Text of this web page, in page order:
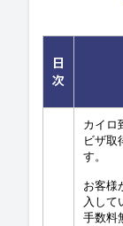
日
次
カイロ
ビザ取
す。
お客様
入して
手数料